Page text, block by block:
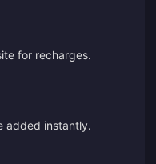
for recharges.
added instantly.